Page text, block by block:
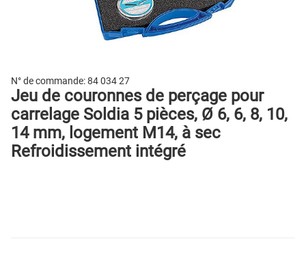
N° de commande:84 034 27
Jeu de couronnes de perçage pour
carrelage Soldia 5 pièces, Ø 6, 6, 8, 10,
14 mm, logement M14, à sec
Refroidissement intégré